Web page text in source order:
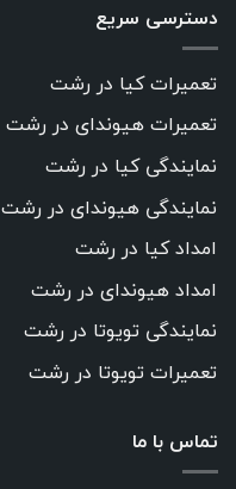
دسترسی سریع
تعمیرات کیا در رشت
تعمیرات هیوندای در رشت
نمایندگی کیا در رشت
نمایندگی هیوندای در رشت
امداد کیا در رشت
امداد هیوندای در رشت
نمایندگی تویوتا در رشت
تعمیرات تویوتا در رشت
تماس با ما